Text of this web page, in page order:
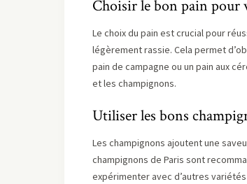
Choisir le bon pain pour
Le choix du pain est crucial pour
légèrement rassie. Cela permet
pain de campagne ou un pain aux
et les champignons.
Utiliser les bons
Les champignons ajoutent une
champignons de Paris sont
expérimenter avec d’autres